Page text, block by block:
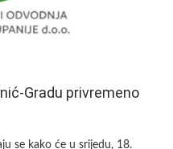
Gradu privremeno
se kako će u srijedu, 18.